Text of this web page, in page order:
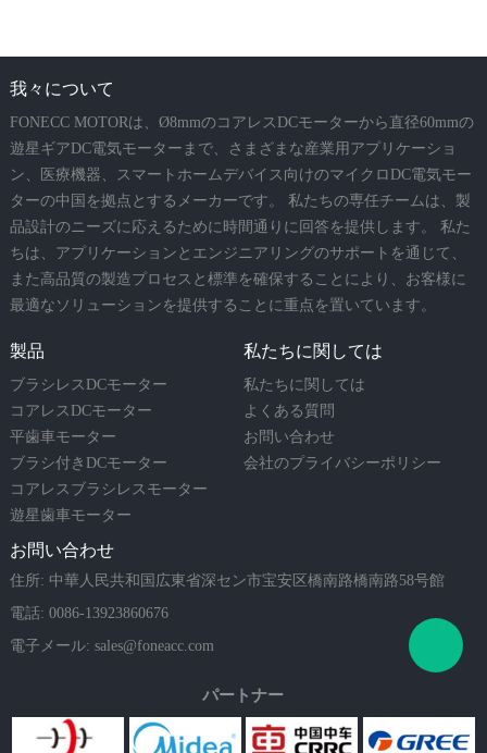
我々について
FONECC MOTORは、Ø8mmのコアレスDCモーターから直径60mmの
遊星ギアDC電気モーターまで、さまざまな産業用アプリケーショ
ン、医療機器、スマートホームデバイス向けのマイクロDC電気モー
ターの中国を拠点とするメーカーです。 私たちの専任チームは、製
品設計のニーズに応えるために時間通りに回答を提供します。 私た
ちは、アプリケーションとエンジニアリングのサポートを通じて、
また高品質の製造プロセスと標準を確保することにより、お客様に
最適なソリューションを提供することに重点を置いています。
製品
ブラシレスDCモーター
コアレスDCモーター
平歯車モーター
ブラシ付きDCモーター
コアレスブラシレスモーター
遊星歯車モーター
私たちに関しては
私たちに関しては
よくある質問
お問い合わせ
会社のプライバシーポリシー
お問い合わせ
住所: 中華人民共和国広東省深セン市宝安区橋南路橋南路58号館
電話: 0086-13923860676
電子メール: sales@foneacc.com
パートナー